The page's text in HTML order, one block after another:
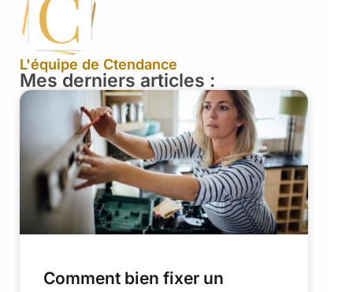
L'équipe de Ctendance
Mes derniers articles :
Comment bien fixer un